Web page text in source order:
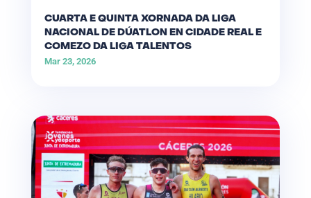
CUARTA E QUINTA XORNADA DA LIGA
NACIONAL DE DÚATLON EN CIDADE REAL E
COMEZO DA LIGA TALENTOS
Mar 23, 2026